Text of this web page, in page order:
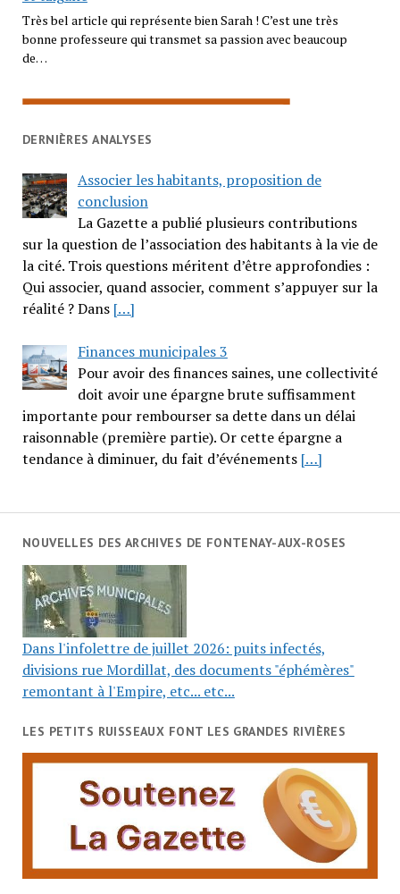
Très bel article qui représente bien Sarah ! C’est une très
bonne professeure qui transmet sa passion avec beaucoup
de…
DERNIÈRES ANALYSES
Associer les habitants, proposition de
conclusion
La Gazette a publié plusieurs contributions
sur la question de l’association des habitants à la vie de
la cité. Trois questions méritent d’être approfondies :
Qui associer, quand associer, comment s’appuyer sur la
réalité ? Dans […]
Finances municipales 3
Pour avoir des finances saines, une collectivité
doit avoir une épargne brute suffisamment
importante pour rembourser sa dette dans un délai
raisonnable (première partie). Or cette épargne a
tendance à diminuer, du fait d’événements […]
NOUVELLES DES ARCHIVES DE FONTENAY-AUX-ROSES
Dans l'infolettre de juillet 2026: puits infectés,
divisions rue Mordillat, des documents "éphémères"
remontant à l'Empire, etc... etc...
LES PETITS RUISSEAUX FONT LES GRANDES RIVIÈRES